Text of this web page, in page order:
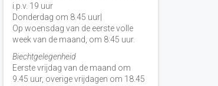
i.p.v. 19 uur
Donderdag om 8.45 uur|
Op woensdag van de eerste volle
week van de maand, om 8:45 uur.
Biechtgelegenheid
Eerste vrijdag van de maand om
9.45 uur, overige vrijdagen om 18.45